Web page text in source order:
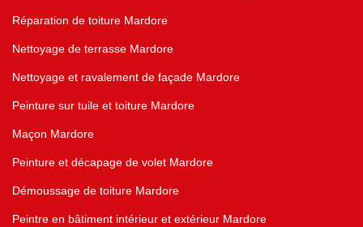
Réparation de toiture Mardore
Nettoyage de terrasse Mardore
Nettoyage et ravalement de façade Mardore
Peinture sur tuile et toiture Mardore
Maçon Mardore
Peinture et décapage de volet Mardore
Démoussage de toiture Mardore
Peintre en bâtiment intérieur et extérieur Mardore